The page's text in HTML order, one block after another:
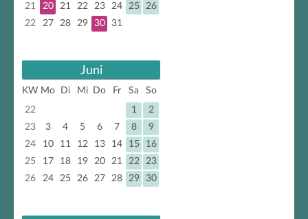
21
20 21 22 23 24 25
26
22
27 28 29 30 31
Juni
KW Mo Di Mi Do Fr Sa
So
22
1
2
23
3 4 5 6 7 8
9
24
10 11 12 13 14 15
16
25
17 18 19 20 21 22
23
26
24 25 26 27 28 29 30